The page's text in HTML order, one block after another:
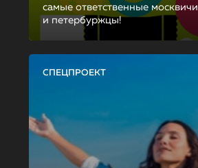
самые ответственные москвичи
и петербуржцы!
СПЕЦПРОЕКТ